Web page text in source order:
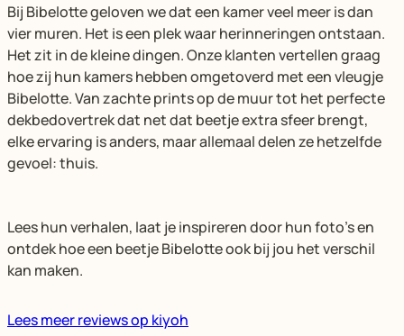
Bij Bibelotte geloven we dat een kamer veel meer is dan
vier muren. Het is een plek waar herinneringen ontstaan.
Het zit in de kleine dingen. Onze klanten vertellen graag
hoe zij hun kamers hebben omgetoverd met een vleugje
Bibelotte. Van zachte prints op de muur tot het perfecte
dekbedovertrek dat net dat beetje extra sfeer brengt,
elke ervaring is anders, maar allemaal delen ze hetzelfde
gevoel: thuis.
Lees hun verhalen, laat je inspireren door hun foto’s en
ontdek hoe een beetje Bibelotte ook bij jou het verschil
kan maken.
Lees meer reviews op kiyoh